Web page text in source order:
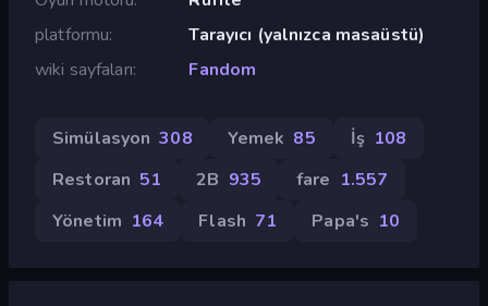
platformu
Tarayıcı (yalnızca masaüstü)
wiki sayfaları
Fandom
Simülasyon 308 Yemek 85 İş 108
Restoran 51 2B 935 fare 1.557
Yönetim 164 Flash 71 Papa's 10